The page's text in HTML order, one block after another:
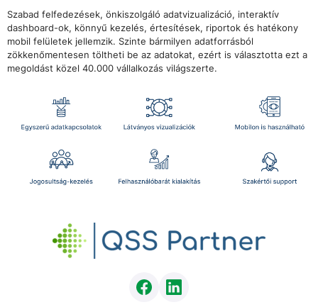
Szabad felfedezések, önkiszolgáló adatvizualizáció, interaktív
dashboard-ok, könnyű kezelés, értesítések, riportok és hatékony
mobil felületek jellemzik. Szinte bármilyen adatforrásból
zökkenőmentesen töltheti be az adatokat, ezért is választotta ezt a
megoldást közel 40.000 vállalkozás világszerte.